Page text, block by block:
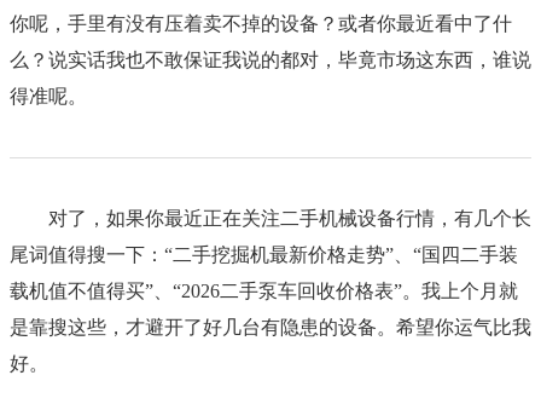
你呢，手里有没有压着卖不掉的设备？或者你最近看中了什
么？说实话我也不敢保证我说的都对，毕竟市场这东西，谁说
得准呢。
对了，如果你最近正在关注二手机械设备行情，有几个长
尾词值得搜一下：“二手挖掘机最新价格走势”、“国四二手装
载机值不值得买”、“2026二手泵车回收价格表”。我上个月就
是靠搜这些，才避开了好几台有隐患的设备。希望你运气比我
好。